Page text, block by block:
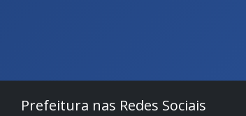
Prefeitura nas Redes Sociais